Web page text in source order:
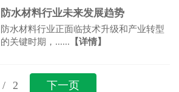
防水材料行业未来发展趋势
防水材料行业正面临技术升级和产业转型
的关键时期，...... 【详情】
/ 2 下一页